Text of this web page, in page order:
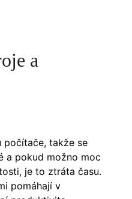
a
počítače, takže se
a pokud možno moc
je to ztráta času.
pomáhají v